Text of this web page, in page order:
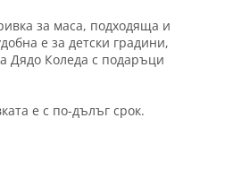
за маса, подходяща и
е за детски градини,
Дядо Коледа с подаръци
е с по-дълъг срок.